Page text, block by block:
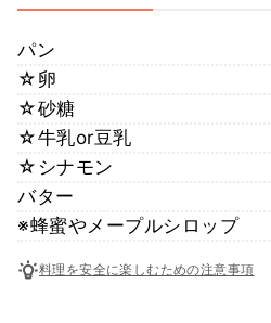
パン
☆卵
☆砂糖
☆牛乳or豆乳
☆シナモン
バター
※蜂蜜やメープルシロップ
料理を安全に楽しむための注意事項